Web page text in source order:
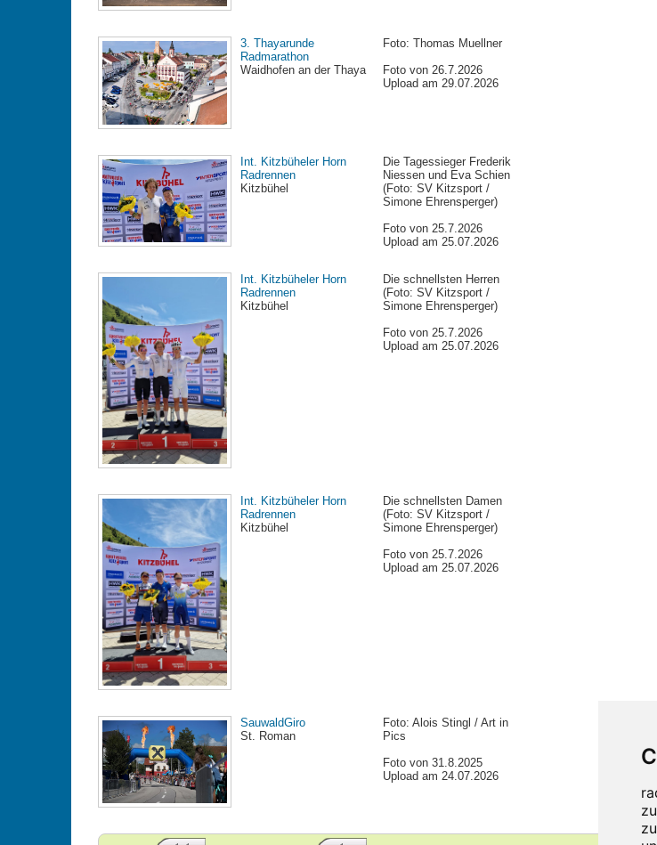
3. Thayarunde
Radmarathon
Waidhofen an der Thaya
Foto: Thomas Muellner
Foto von 26.7.2026
Upload am 29.07.2026
Int. Kitzbüheler Horn
Radrennen
Kitzbühel
Die Tagessieger Frederik
Niessen und Eva Schien
(Foto: SV Kitzsport /
Simone Ehrensperger)
Foto von 25.7.2026
Upload am 25.07.2026
Int. Kitzbüheler Horn
Radrennen
Kitzbühel
Die schnellsten Herren
(Foto: SV Kitzsport /
Simone Ehrensperger)
Foto von 25.7.2026
Upload am 25.07.2026
Int. Kitzbüheler Horn
Radrennen
Kitzbühel
Die schnellsten Damen
(Foto: SV Kitzsport /
Simone Ehrensperger)
Foto von 25.7.2026
Upload am 25.07.2026
SauwaldGiro
St. Roman
Foto: Alois Stingl / Art in
Pics
Foto von 31.8.2025
Upload am 24.07.2026